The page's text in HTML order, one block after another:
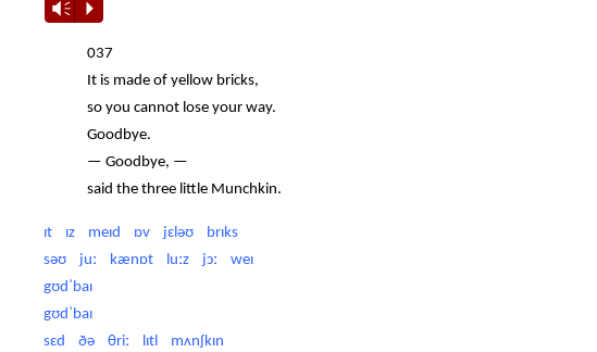
Vm P
037
It is made of yellow bricks,
so you cannot lose your way.
Goodbye.
— Goodbye, —
said the three little Munchkin.
ɪt ɪz meɪd ɒv jɛləʊ brɪks
səʊ juː kænɒt luːz jɔː weɪ
gʊdˈbaɪ
gʊdˈbaɪ
sɛd ðə θriː lɪtl mʌnʃkɪn